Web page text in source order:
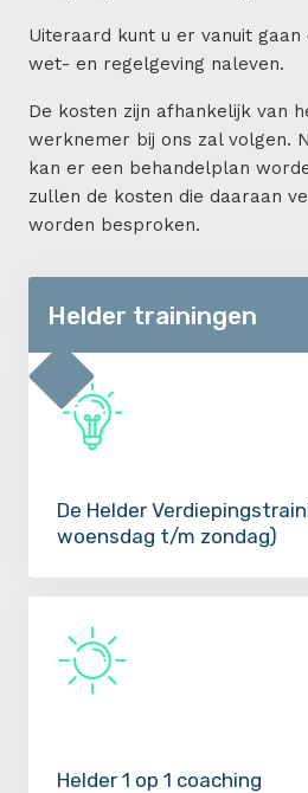
Uiteraard kunt u er vanuit
wet- en regelgeving naleven.
De kosten zijn afhankelijk van
werknemer bij ons zal volgen.
kan er een behandelplan
zullen de kosten die daaraan
worden besproken.
Helder trainingen
De Helder
woensdag t/m zondag)
Helder 1 op 1 coaching